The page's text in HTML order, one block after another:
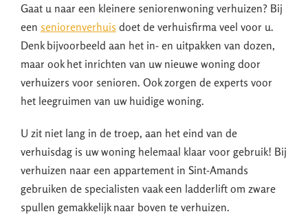
Gaat u naar een kleinere seniorenwoning verhuizen? Bij
een seniorenverhuis doet de verhuisfirma veel voor u.
Denk bijvoorbeeld aan het in- en uitpakken van dozen,
maar ook het inrichten van uw nieuwe woning door
verhuizers voor senioren. Ook zorgen de experts voor
het leegruimen van uw huidige woning.
U zit niet lang in de troep, aan het eind van de
verhuisdag is uw woning helemaal klaar voor gebruik! Bij
verhuizen naar een appartement in Sint-Amands
gebruiken de specialisten vaak een ladderlift om zware
spullen gemakkelijk naar boven te verhuizen.